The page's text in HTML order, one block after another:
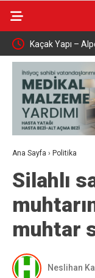
Kaçak Yapı –
Ana Sayfa › Politika
Silahlı
muhtar
Neslihan